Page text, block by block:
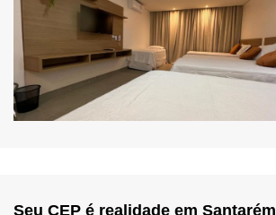
Seu CEP é realidade em Santarém